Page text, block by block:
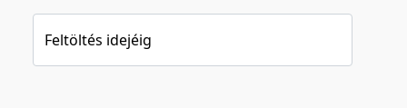
Feltöltés idejéig